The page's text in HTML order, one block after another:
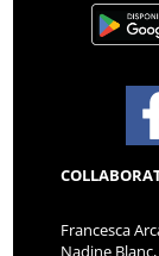
Francesca
Nadine